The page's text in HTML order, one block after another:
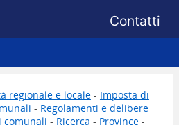
Menu di
Contatti
Finanze
regionale e locale- Imposta di
- Regolamenti e delibere
- Ricerca - Province-